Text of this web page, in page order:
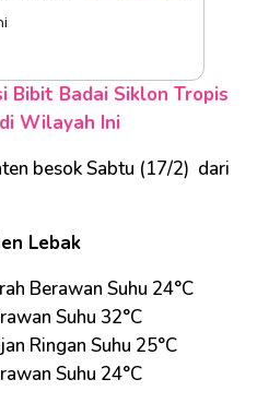
Bibit Badai Siklon Tropis
Wilayah Ini
besok Sabtu (17/2) dari
Lebak
Berawan Suhu 24°C
Suhu 32°C
Ringan Suhu 25°C
Suhu 24°C